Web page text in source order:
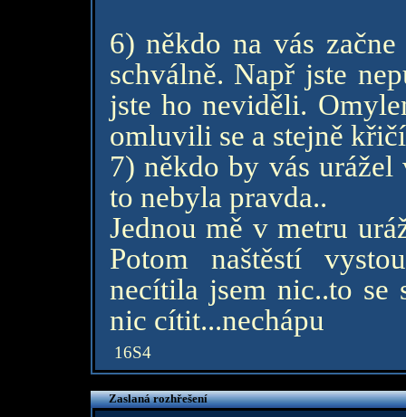
6) někdo na vás
schválně. Např jste
jste ho neviděli.
omluvili se a stejně
7) někdo by vás
to nebyla pravda..
Jednou mě v metru
Potom naštěstí
necítila jsem nic..to se
nic cítit...nechápu
16S4
Zaslaná rozhřešení